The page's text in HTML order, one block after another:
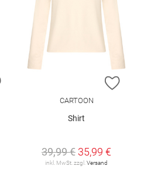
ZUR WUNSCHLISTE HINZUFÜGEN
ZUR
CARTOON
Shirt
39,99 € 35,99 €
inkl. MwSt. zzgl.Versand